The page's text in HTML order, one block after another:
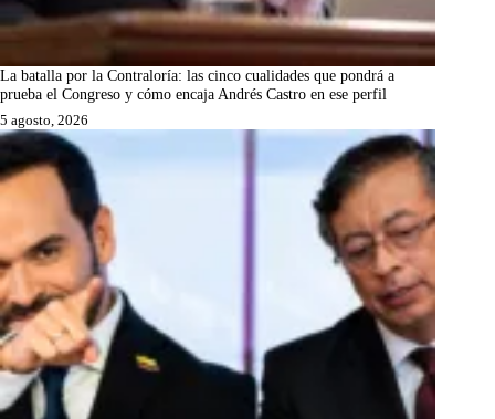
La batalla por la Contraloría: las cinco cualidades que pondrá a
prueba el Congreso y cómo encaja Andrés Castro en ese perfil
5 agosto, 2026